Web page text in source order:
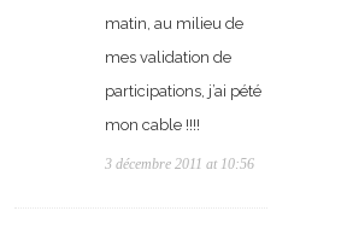
matin, au milieu de
mes validation de
participations, j’ai pété
mon cable !!!!
3 décembre 2011 at 10:56